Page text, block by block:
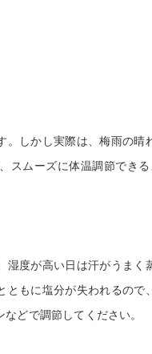
しかし実際は、梅雨の
スムーズに体温調節でき
度が高い日は汗がうま
もに塩分が失われるの
どで調節してください。